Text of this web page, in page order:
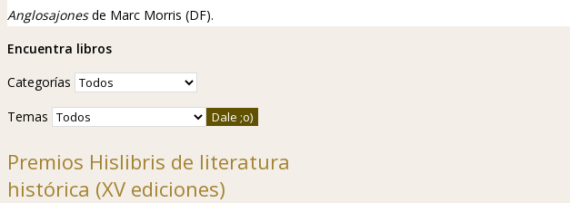
Anglosajonesde Marc Morris (DF).
Encuentra libros
Categorías
Temas
Premios Hislibris de literatura
histórica (XV ediciones)